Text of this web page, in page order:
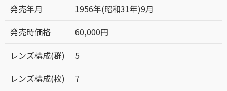
発売年月
1956年(昭和31年)9月
発売時価格
60,000円
レンズ構成(群)
5
レンズ構成(枚)
7